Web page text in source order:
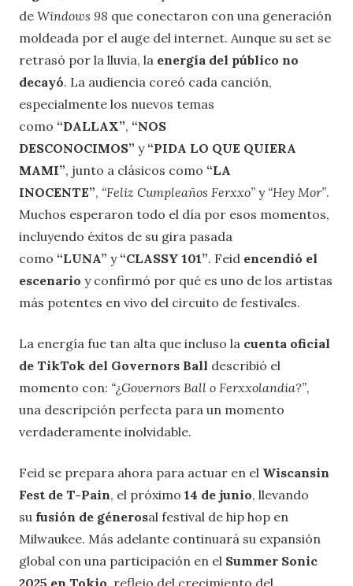
de Windows 98 que conectaron con una generación
moldeada por el auge del internet. Aunque su set se
retrasó por la lluvia, la energía del público no
decayó. La audiencia coreó cada canción,
especialmente los nuevos temas
como “DALLAX”, “NOS
DESCONOCIMOS” y “PIDA LO QUE QUIERA
MAMI”, junto a clásicos como “LA
INOCENTE”, “Feliz Cumpleaños Ferxxo” y “Hey Mor”.
Muchos esperaron todo el día por esos momentos,
incluyendo éxitos de su gira pasada
como “LUNA” y “CLASSY 101”. Feid encendió el
escenario y confirmó por qué es uno de los artistas
más potentes en vivo del circuito de festivales.
La energía fue tan alta que incluso la cuenta oficial
de TikTok del Governors Ball describió el
momento con: “¿Governors Ball o Ferxxolandia?”,
una descripción perfecta para un momento
verdaderamente inolvidable.
Feid se prepara ahora para actuar en el Wiscansin
Fest de T-Pain, el próximo 14 de junio, llevando
su fusión de génerosal festival de hip hop en
Milwaukee. Más adelante continuará su expansión
global con una participación en el Summer Sonic